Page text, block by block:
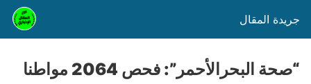
جريدة المقال
“صحة البحرالأحمر”: فحص 2064 مواطنا